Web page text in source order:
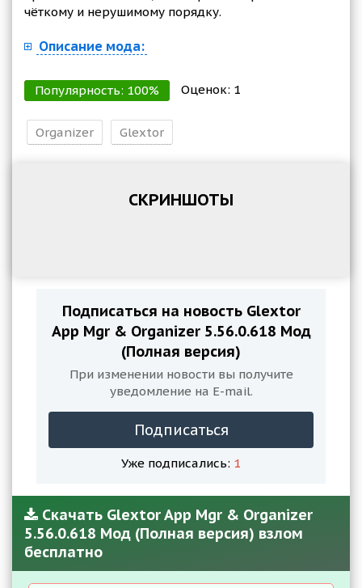
чёткому и нерушимому порядку.
Описание мода:
Популярность: 100% Оценок: 1
Organizer Glextor
СКРИНШОТЫ
Подписаться на новость Glextor
App Mgr & Organizer 5.56.0.618 Мод
(Полная версия)
При изменении новости вы получите
уведомление на E-mail.
Подписаться
Уже подписались: 1
Скачать Glextor App Mgr & Organizer
5.56.0.618 Мод (Полная версия) взлом
бесплатно